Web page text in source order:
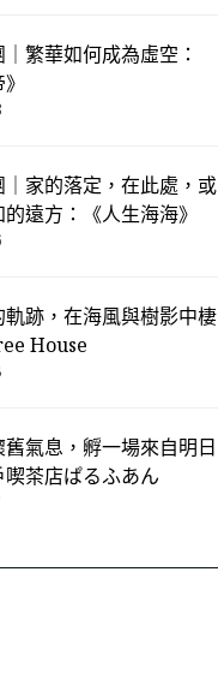
繁華如何成為虛空：
家的落定，在此處，或
遠方：《人生海海》
跡，在海風與樹影中棲
House
氣息，孵一場來自明日
茶店ぱるふあん